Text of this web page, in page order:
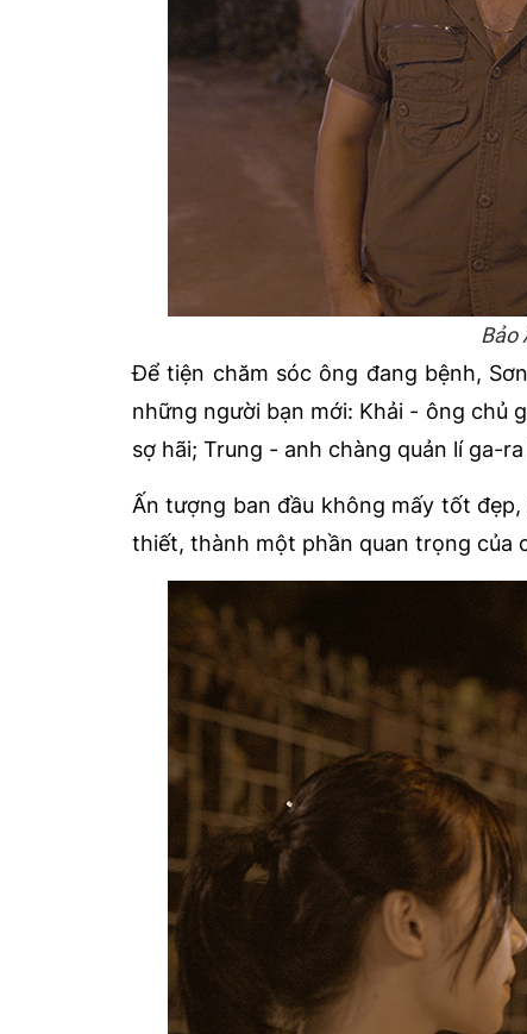
Bảo
Để tiện chăm sóc ông đang bệnh,
những người bạn mới: Khải - ông chủ
sợ hãi; Trung - anh chàng quản lí ga-
Ấn tượng ban đầu không mấy tốt
thiết, thành một phần quan trọng của